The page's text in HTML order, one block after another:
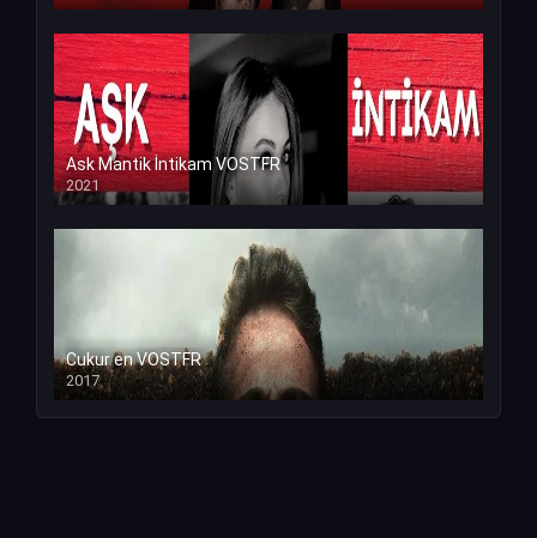
Ask Mantik İntikam VOSTFR
2021
Cukur en VOSTFR
2017